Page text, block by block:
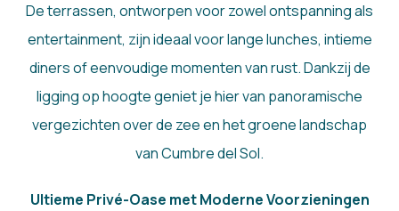
De terrassen, ontworpen voor zowel ontspanning als
entertainment, zijn ideaal voor lange lunches, intieme
diners of eenvoudige momenten van rust. Dankzij de
ligging op hoogte geniet je hier van panoramische
vergezichten over de zee en het groene landschap
van Cumbre del Sol.
Ultieme Privé-Oase met Moderne Voorzieningen